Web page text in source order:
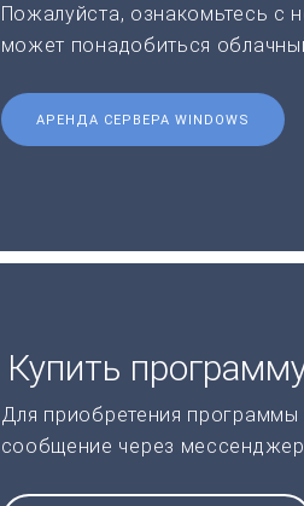
Пожалуйста, ознакомьтесь с
может понадобиться
АРЕНДА СЕРВЕРА WINDOWS
Купить
Для приобретения
сообщение через